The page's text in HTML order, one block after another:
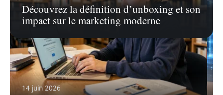
Découvrez la définition d’unboxing et son
impact sur le marketing moderne
14 juin 2026